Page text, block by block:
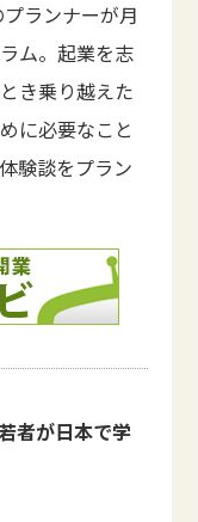
ランナーが月
ム。起業を志
き乗り越えた
に必要なこと
験談をプラン
者が日本で学